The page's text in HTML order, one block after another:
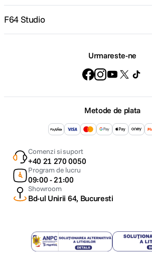
F64 Studio
Urmareste-ne
Metode de plata
Comenzi si suport
+40 21 270 0050
Program de lucru
09:00 - 21:00
Showroom
Bd-ul Unirii 64, Bucuresti